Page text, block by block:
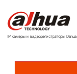
IP камеры и видеорегистраторы Dahua